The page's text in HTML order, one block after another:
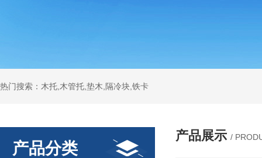
热门搜索：木托,木管托,垫木,隔冷块,铁卡
产品分类
产品展示 /